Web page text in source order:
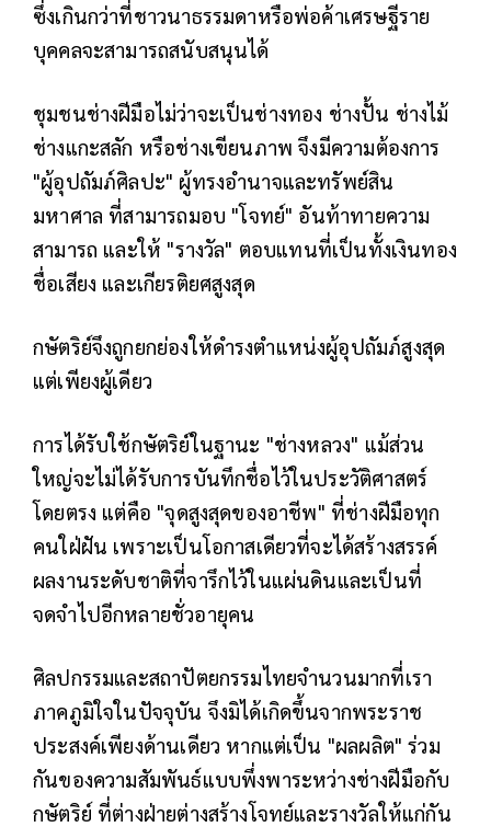
ซึ่งเกินกว่าที่ชาวนาธรรมดาหรือพ่อค้าเศรษฐีราย
บุคคลจะสามารถสนับสนุนได้
ชุมชนช่างฝีมือไม่ว่าจะเป็นช่างทอง ช่างปั้น ช่างไม้
ช่างแกะสลัก หรือช่างเขียนภาพ จึงมีความต้องการ
"ผู้อุปถัมภ์ศิลปะ" ผู้ทรงอำนาจและทรัพย์สิน
มหาศาล ที่สามารถมอบ "โจทย์" อันท้าทายความ
สามารถ และให้ "รางวัล" ตอบแทนที่เป็นทั้งเงินทอง
ชื่อเสียง และเกียรติยศสูงสุด
กษัตริย์จึงถูกยกย่องให้ดำรงตำแหน่งผู้อุปถัมภ์สูงสุด
แต่เพียงผู้เดียว
การได้รับใช้กษัตริย์ในฐานะ "ช่างหลวง" แม้ส่วน
ใหญ่จะไม่ได้รับการบันทึกชื่อไว้ในประวัติศาสตร์
โดยตรง แต่คือ "จุดสูงสุดของอาชีพ" ที่ช่างฝีมือทุก
คนใฝ่ฝัน เพราะเป็นโอกาสเดียวที่จะได้สร้างสรรค์
ผลงานระดับชาติที่จารึกไว้ในแผ่นดินและเป็นที่
จดจำไปอีกหลายชั่วอายุคน
ศิลปกรรมและสถาปัตยกรรมไทยจำนวนมากที่เรา
ภาคภูมิใจในปัจจุบัน จึงมิได้เกิดขึ้นจากพระราช
ประสงค์เพียงด้านเดียว หากแต่เป็น "ผลผลิต" ร่วม
กันของความสัมพันธ์แบบพึ่งพาระหว่างช่างฝีมือกับ
กษัตริย์ ที่ต่างฝ่ายต่างสร้างโจทย์และรางวัลให้แก่กัน